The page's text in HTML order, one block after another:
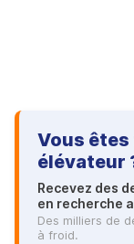
Vous
élévateur
Recevez des
en recherche
Des milliers de
à froid.